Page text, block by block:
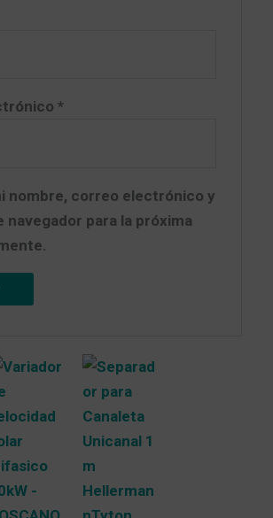
*
nombre, correo electrónico y
navegador para la próxima